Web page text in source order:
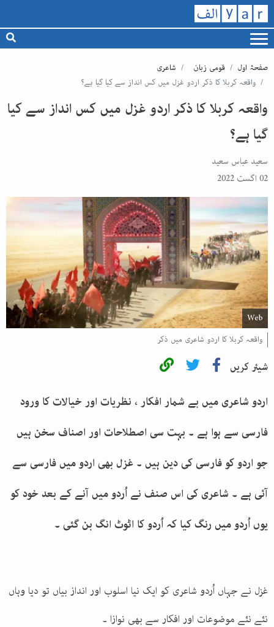
صفحۂ اول قومی زبان
شاعری
واقعہ کربلا کا ذکر اردو غزل میں کس انداز سے کیا گیا ہے؟
واقعہ کربلا کا ذکر اردو غزل میں کس انداز سے کیا
گیا ہے؟
سعید عباس سعید
02 اگست 2022
Web
واقعہ کربلا کا اردو شاعری میں ذکر
شیئر کریں
اردو شاعری میں بے شمار افکار ، نظریات اور خیالات کا ورود
فارسی سے ہوا ہے ۔ بہت سی اصطلاحات اور اصناف سخن ہیں
جو اردو کو فارسی کی دین ہیں ۔ غزل بھی اردو میں فارسی سے
آئی ہے ۔ شاعری کی اس صنف نے اُردو میں آنے کے بعد خود کو
یوں اُردو میں رنگ کیا کہ اُردو کا اٹوٹ انگ بن گئی ۔
غزل نے جہاں اُردو شاعری کو ایک نیا اسلوب اور انداز بیاں تو دیا وہاں
نئے نئے موضوعات اور افکار سے بھی نوازا ۔